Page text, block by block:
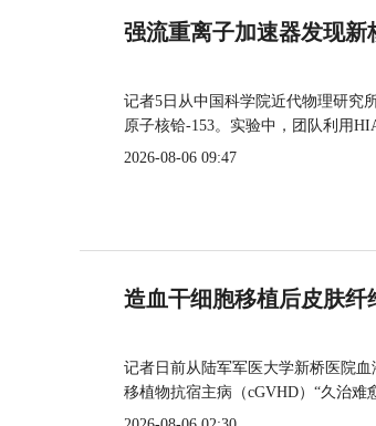
强流重离子加速器发现新
记者5日从中国科学院近代物理研究
原子核铪-153。实验中，团队利用
2026-08-06 09:47
造血干细胞移植后皮肤纤
记者日前从陆军军医大学新桥医院
移植物抗宿主病（cGVHD）“久治难